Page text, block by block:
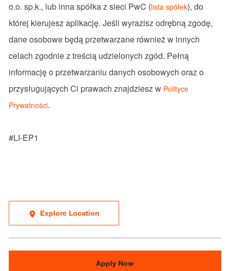
o.o. sp.k., lub inna spółka z sieci PwC (lista spółek), do
której kierujesz aplikację. Jeśli wyrazisz odrębną zgodę,
dane osobowe będą przetwarzane również w innych
celach zgodnie z treścią udzielonych zgód. Pełną
informację o przetwarzaniu danych osobowych oraz o
przysługujących Ci prawach znajdziesz w Polityce
Prywatności.
#LI-EP1
Explore Location
Apply Now